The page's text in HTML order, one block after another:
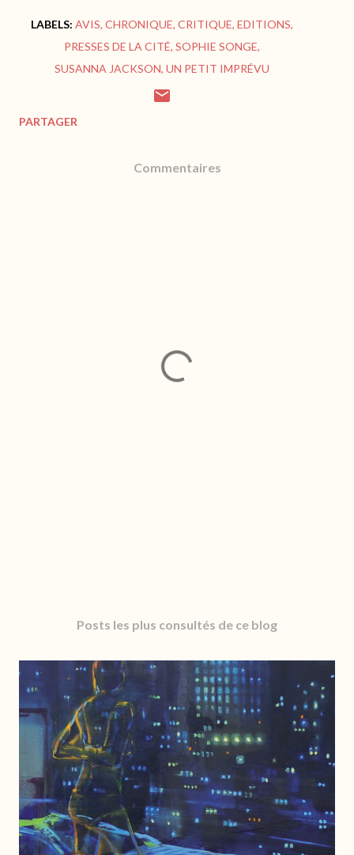
LABELS: AVIS CHRONIQUE CRITIQUE EDITIONS
PRESSES DE LA CITÉ SOPHIE SONGE
SUSANNA JACKSON UN PETIT IMPRÉVU
PARTAGER
Commentaires
Posts les plus consultés de ce blog